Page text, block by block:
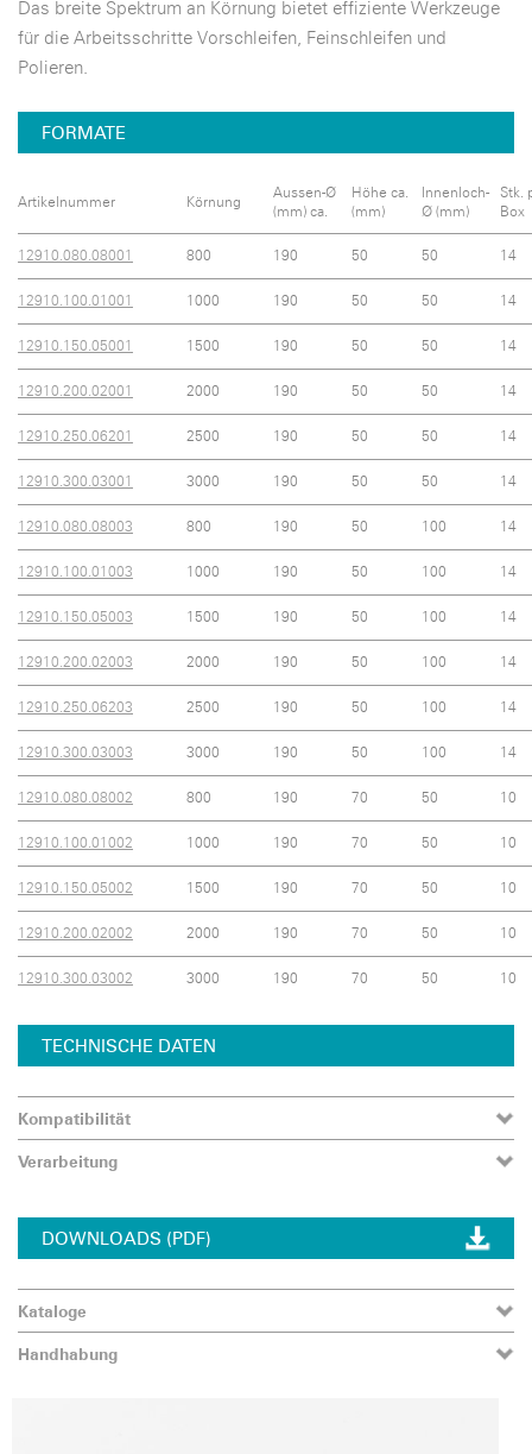
Das breite Spektrum an Körnung bietet effiziente Werkzeuge
für die Arbeitsschritte Vorschleifen, Feinschleifen und
Polieren.
FORMATE
Artikelnummer Körnung
Aussen-Ø
(mm) ca.
Höhe ca.
(mm)
Innenloch-
Ø (mm)
Stk.
Box
12910.080.08001 800 190 50 50 14
12910.100.01001 1000 190 50 50 14
12910.150.05001 1500 190 50 50 14
12910.200.02001 2000 190 50 50 14
12910.250.06201 2500 190 50 50 14
12910.300.03001 3000 190 50 50 14
12910.080.08003 800 190 50 100 14
12910.100.01003 1000 190 50 100 14
12910.150.05003 1500 190 50 100 14
12910.200.02003 2000 190 50 100 14
12910.250.06203 2500 190 50 100 14
12910.300.03003 3000 190 50 100 14
12910.080.08002 800 190 70 50 10
12910.100.01002 1000 190 70 50 10
12910.150.05002 1500 190 70 50 10
12910.200.02002 2000 190 70 50 10
12910.300.03002 3000 190 70 50 10
TECHNISCHE DATEN
Kompatibilität
Verarbeitung
DOWNLOADS (PDF)
Kataloge
Handhabung